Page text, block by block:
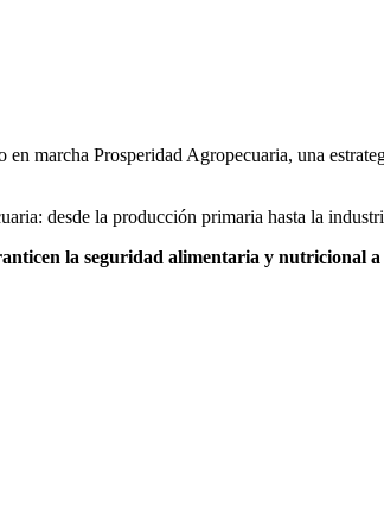
marcha Prosperidad Agropecuaria, una
desde la producción primaria hasta la
la seguridad alimentaria y nutricional